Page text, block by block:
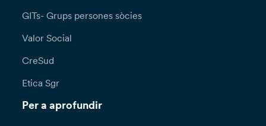
GITs- Grups persones sòcies
Valor Social
CreSud
Etica Sgr
Per a aprofundir